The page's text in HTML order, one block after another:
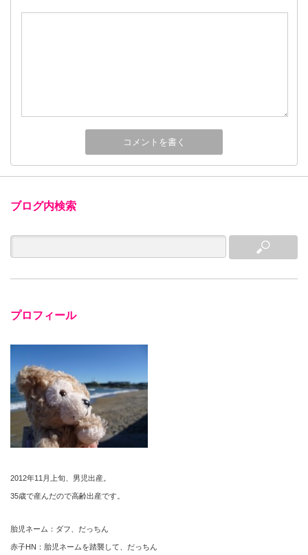
ブログ内検索
プロフィール
2012年11月上旬、男児出産。
35歳で産んだので高齢出産です。
胎児ネーム：ダフ、だっちん
赤子HN：胎児ネームを踏襲して、だっちん